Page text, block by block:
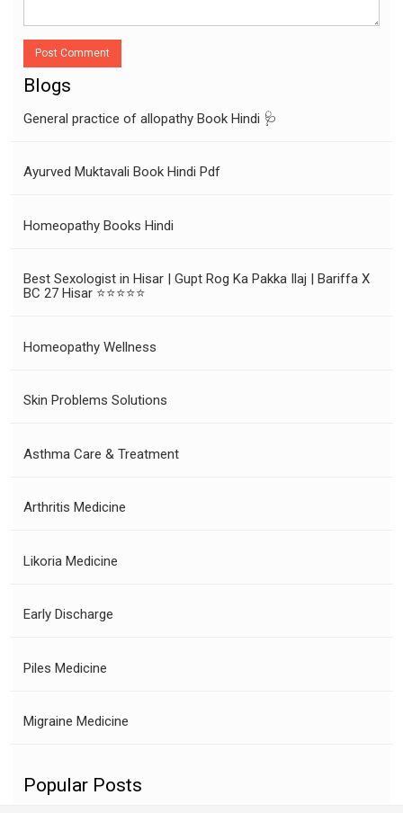
Post Comment
Blogs
General practice of allopathy Book Hindi 🩺
Ayurved Muktavali Book Hindi Pdf
Homeopathy Books Hindi
Best Sexologist in Hisar | Gupt Rog Ka Pakka Ilaj | Bariffa X
BC 27 Hisar ⭐⭐⭐⭐⭐
Homeopathy Wellness
Skin Problems Solutions
Asthma Care & Treatment
Arthritis Medicine
Likoria Medicine
Early Discharge
Piles Medicine
Migraine Medicine
Popular Posts